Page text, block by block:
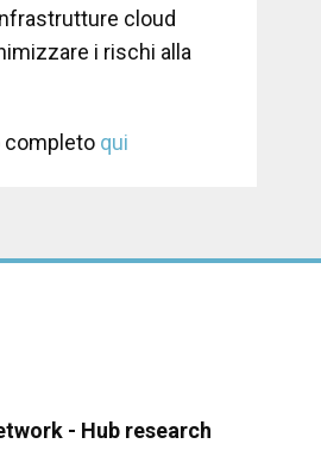
cloud
i rischi alla
completo qui
- Hub research